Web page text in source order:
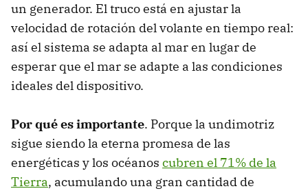
un generador. El truco está en ajustar la
velocidad de rotación del volante en tiempo real:
así el sistema se adapta al mar en lugar de
esperar que el mar se adapte a las condiciones
ideales del dispositivo.
Por qué es importante. Porque la undimotriz
sigue siendo la eterna promesa de las
energéticas y los océanos cubren el 71% de la
Tierra, acumulando una gran cantidad de